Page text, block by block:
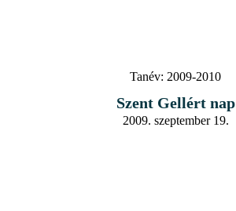
Tanév: 2009-2010
Szent Gellért nap
2009. szeptember 19.